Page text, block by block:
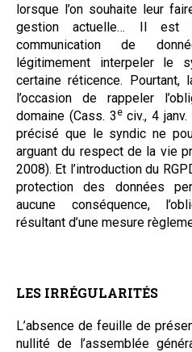
lorsque l’on souhaite leur
gestion actuelle… Il est
communication de
légitimement interpeler le
certaine réticence.
l’occasion de rappeler
domaine (Cass. 3eciv., 4
précisé que le syndic ne
arguant du respect de la vie
2008). Et l’introduction du
protection des données
aucune conséquence,
résultant d’une mesure
LES IRRÉGULARITÉS
L’absence de feuille de
nullité de l’assemblée